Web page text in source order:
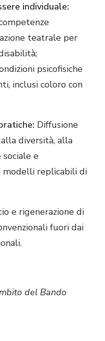
individuale:
teatrale per
psicofisiche
inclusi coloro con
Diffusione
diversità, alla
sociale e
modelli replicabili di
e rigenerazione di
fuori dai
del Bando